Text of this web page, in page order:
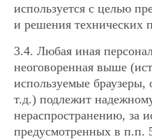
используется с целью
и решения технических
3.4. Любая иная
неоговоренная выше
используемые
т.д.) подлежит
нераспространению, за
предусмотренных в п.п.